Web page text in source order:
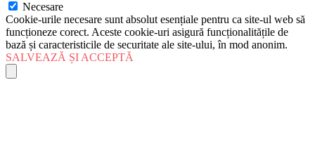
Necesare
Cookie-urile necesare sunt absolut esențiale pentru ca site-ul web să
funcționeze corect. Aceste cookie-uri asigură funcționalitățile de
bază și caracteristicile de securitate ale site-ului, în mod anonim.
SALVEAZĂ ȘI ACCEPTĂ